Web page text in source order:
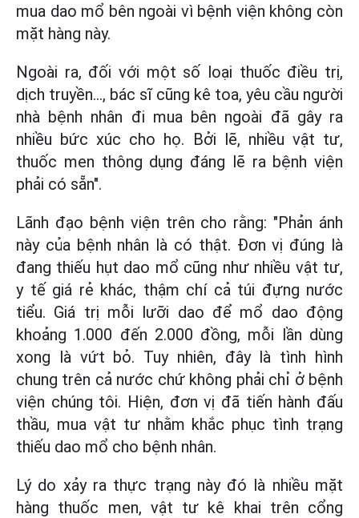
mua dao mổ bên ngoài vì bệnh viện không còn
mặt hàng này.
Ngoài ra, đối với một số loại thuốc điều trị,
dịch truyền..., bác sĩ cũng kê toa, yêu cầu người
nhà bệnh nhân đi mua bên ngoài đã gây ra
nhiều bức xúc cho họ. Bởi lẽ, nhiều vật tư,
thuốc men thông dụng đáng lẽ ra bệnh viện
phải có sẵn".
Lãnh đạo bệnh viện trên cho rằng: "Phản ánh
này của bệnh nhân là có thật. Đơn vị đúng là
đang thiếu hụt dao mổ cũng như nhiều vật tư,
y tế giá rẻ khác, thậm chí cả túi đựng nước
tiểu. Giá trị mỗi lưỡi dao để mổ dao động
khoảng 1.000 đến 2.000 đồng, mỗi lần dùng
xong là vứt bỏ. Tuy nhiên, đây là tình hình
chung trên cả nước chứ không phải chỉ ở bệnh
viện chúng tôi. Hiện, đơn vị đã tiến hành đấu
thầu, mua vật tư nhằm khắc phục tình trạng
thiếu dao mổ cho bệnh nhân.
Lý do xảy ra thực trạng này đó là nhiều mặt
hàng thuốc men, vật tư kê khai trên cổng